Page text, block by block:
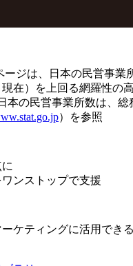
ジは、日本の民営事業
現在）を上回る網羅性の
本の民営事業所数は、総
）を参照
ンストップで支援
ケティングに活用でき